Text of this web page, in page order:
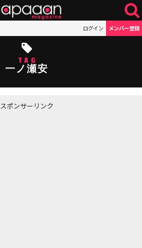
ログイン メンバー登録
TAG
一ノ瀬安
スポンサーリンク